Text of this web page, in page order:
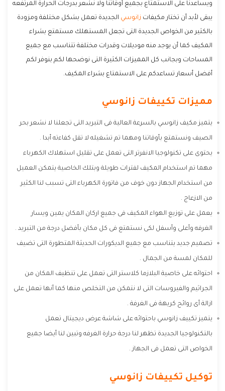
ويساعدنا على الاستمتاع بجميع أوقاتنا ولا نشعر بدرجات الحرارة المرتفعه
يبقى لأبد أن تختار مكيفات زانوسي الجديدة تعمل بشكل مختلفة ومزودة
بالكثير من الخواص الجديدة التى تجعل المستهلك مستمتع بشراء
المكيف كما أن يوجد منه موديلات وقدرات مختلفة تتناسب مع جميع
المساحات وبجانب كل المميزات الكثيرة التى نوضحها لكم بنوفر لكم
أفضل أسعار تساعدكم على الاستمتاع بشراء المكيف.
مميزات تكييفات زانوسي
يتميز مكيف زانوسي بالسرعة العالية فى التبريد التى تجعلنا لا نشعر بحر
الصيف ونستمتع بأوقاتنا ومهما تم تشغيله لا تقل كفاءته أبدا .
يحتوى على تكنولوجيا الانفرتر التى تعمل على تقليل استهلاك الكهرباء
مهما تم استخدام المكيف لفترات طويلة وبتلك الخاصية يتمكن العميل
من استخدام الجهاز دون خوف من فاتورة الكهرباء التى تسبب لنا الكثير
من الازعاج .
يعمل على توزيع الهواء المكيف فى جميع اركان المكان يمين ويسار
الغرفه وأعلى وأسفل لكى نستمتع فى كل مكان بأفضل درجة من التبريد .
تصميم جديد يتناسب مع جميع الديكورات الحديثة المتطورة التى تضيف
للمكان لمسة من الجمال .
احتوائه على خاصية البلازما كلاستر التى تعمل على تنظيف المكان من
الجراثيم والفيروسات التى لا نتمكن من التخلص منها كما أنها تعمل على
ازالة أى روائح كريهة فى الغرفة .
يتميز تكييف زانوسي باحتوائه على شاشة عرض ديجيتال تعمل
بالتكنولوجيا الجديدة تظهر لنا درجة حرارة الغرفه وتبين لنا أيضا جميع
الخواص التى تعمل فى الجهاز .
توكيل تكييفات زانوسي